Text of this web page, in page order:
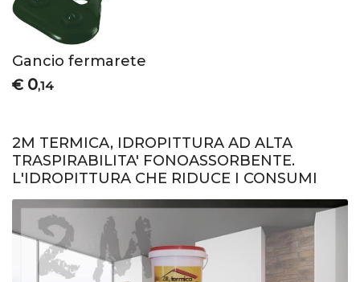
Gancio fermarete
€ 0,14
2M TERMICA, IDROPITTURA AD ALTA
TRASPIRABILITA' FONOASSORBENTE.
L'IDROPITTURA CHE RIDUCE I CONSUMI